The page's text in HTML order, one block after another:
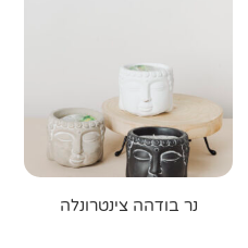
נר בודהה צינטרונלה